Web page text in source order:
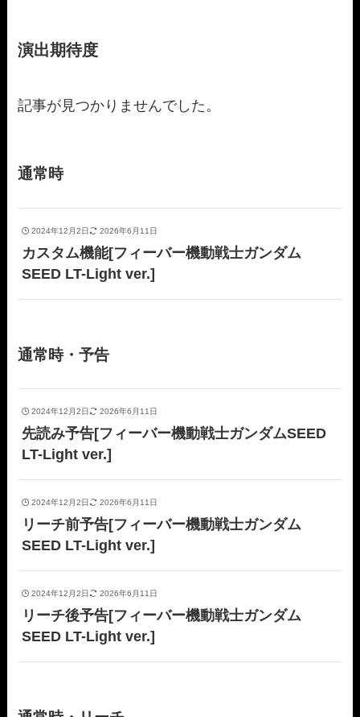
演出期待度
記事が見つかりませんでした。
通常時
2024年12月2日 2026年6月11日
カスタム機能[フィーバー機動戦士ガンダム
SEED LT-Light ver.]
通常時・予告
2024年12月2日 2026年6月11日
先読み予告[フィーバー機動戦士ガンダムSEED
LT-Light ver.]
2024年12月2日 2026年6月11日
リーチ前予告[フィーバー機動戦士ガンダム
SEED LT-Light ver.]
2024年12月2日 2026年6月11日
リーチ後予告[フィーバー機動戦士ガンダム
SEED LT-Light ver.]